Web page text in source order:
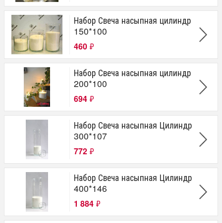
Набор Свеча насыпная цилиндр
150*100
460 ₽
Набор Свеча насыпная цилиндр
200*100
694 ₽
Набор Свеча насыпная Цилиндр
300*107
772 ₽
Набор Свеча насыпная Цилиндр
400*146
1 884 ₽